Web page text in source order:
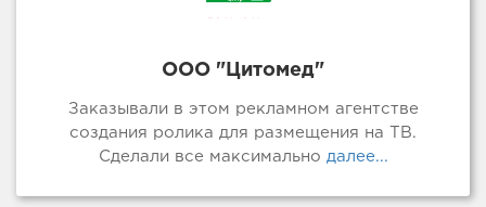
ООО "Цитомед"
Заказывали в этом рекламном агентстве
создания ролика для размещения на ТВ.
Сделали все максимально далее...